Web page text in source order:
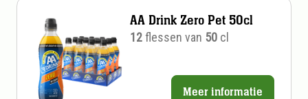
AA Drink Zero Pet 50cl
12flessen van 50 cl
Meer informatie